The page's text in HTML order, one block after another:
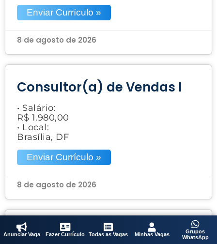
Enviar Currículo »
8 de agosto de 2026
Consultor(a) de Vendas I
• Salário:
R$ 1.980,00
• Local:
Brasília, DF
Enviar Currículo »
8 de agosto de 2026
Acabador
Anunciar Vaga Fazer Currículo Todas as Vagas Minhas Vagas
Grupos
WhatsApp